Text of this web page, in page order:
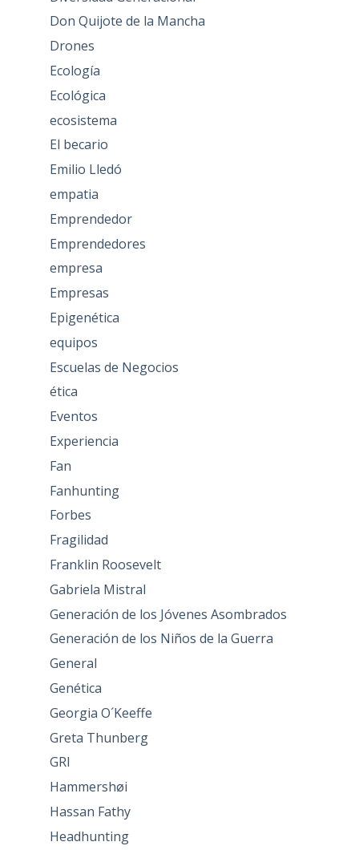
Don Quijote de la Mancha
Drones
Ecología
Ecológica
ecosistema
El becario
Emilio Lledó
empatia
Emprendedor
Emprendedores
empresa
Empresas
Epigenética
equipos
Escuelas de Negocios
ética
Eventos
Experiencia
Fan
Fanhunting
Forbes
Fragilidad
Franklin Roosevelt
Gabriela Mistral
Generación de los Jóvenes Asombrados
Generación de los Niños de la Guerra
General
Genética
Georgia O´Keeffe
Greta Thunberg
GRI
Hammershøi
Hassan Fathy
Headhunting